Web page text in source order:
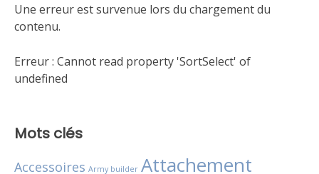
Une erreur est survenue lors du chargement du
contenu.
Erreur : Cannot read property 'SortSelect' of
undefined
Mots clés
Accessoires Army builder Attachement